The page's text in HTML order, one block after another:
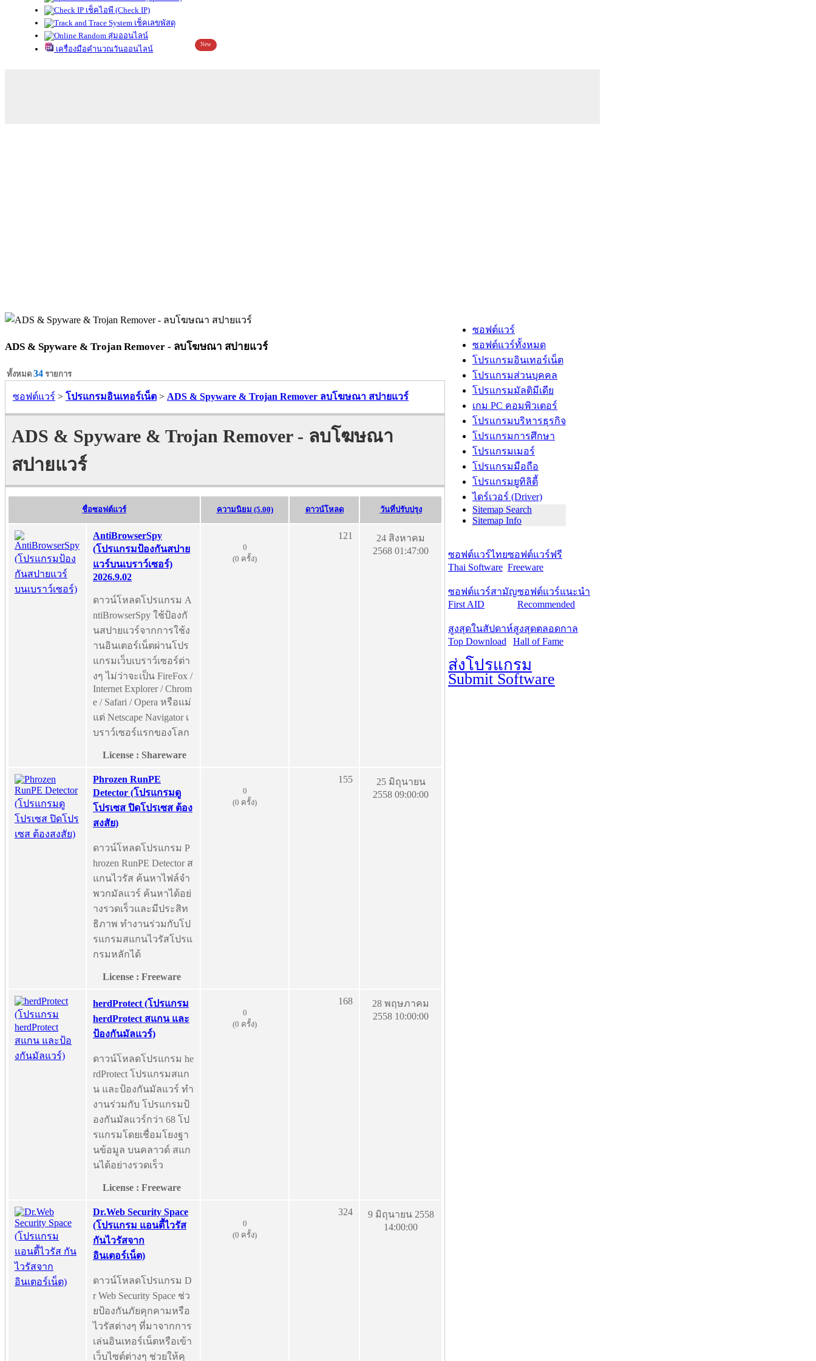
เช็คไอพี (Check IP)
เช็คเลขพัสดุ
สุ่มออนไลน์
เครื่องมือคำนวณวันออนไลน์
New
ADS & Spyware & Trojan Remover - ลบโฆษณา สปายแวร์
ทั้งหมด 34 รายการ
ซอฟต์แวร์ > โปรแกรมอินเทอร์เน็ต > ADS & Spyware & Trojan Remover ลบโฆษณา สปายแวร์
ADS & Spyware & Trojan Remover - ลบโฆษณา
สปายแวร์
ชื่อซอฟต์แวร์ ความนิยม (5.00) ดาวน์โหลด วันที่ปรับปรุง
AntiBrowserSpy
(โปรแกรมป้องกันสปาย
แวร์บนเบราว์เซอร์)
2026.9.02
ดาวน์โหลดโปรแกรม A
ntiBrowserSpy ใช้ป้องกั
นสปายแวร์จากการใช้ง
านอินเตอร์เน็ตผ่านโปร
แกรมเว็บเบราว์เซอร์ต่า
งๆ ไม่ว่าจะเป็น FireFox /
Internet Explorer / Chrom
e / Safari / Opera หรือแม่
แต่ Netscape Navigator เ
บราว์เซอร์แรกของโลก
License : Shareware
0
(0 ครั้ง)
121
24 สิงหาคม
2568 01:47:00
Phrozen RunPE
Detector (โปรแกรมดู
โปรเซส ปิดโปรเซส ต้อง
สงสัย)
ดาวน์โหลดโปรแกรม P
hrozen RunPE Detector ส
แกนไวรัส ค้นหาไฟล์จำ
พวกมัลแวร์ ค้นหาได้อย่
างรวดเร็วและมีประสิท
ธิภาพ ทำงานร่วมกับโป
รแกรมสแกนไวรัสโปรแ
กรมหลักได้
License : Freeware
0
(0 ครั้ง)
155
25 มิถุนายน
2558 09:00:00
herdProtect (โปรแกรม
herdProtect สแกน และ
ป้องกันมัลแวร์)
ดาวน์โหลดโปรแกรม he
rdProtect โปรแกรมสแก
น และป้องกันมัลแวร์ ทำ
งานร่วมกับ โปรแกรมป้
องกันมัลแวร์กว่า 68 โป
รแกรมโดยเชื่อมโยงฐา
นข้อมูล บนคลาวด์ สแก
นได้อย่างรวดเร็ว
License : Freeware
0
(0 ครั้ง)
168
28 พฤษภาคม
2558 10:00:00
Dr.Web Security Space
(โปรแกรม แอนตี้ไวรัส
กันไวรัสจาก
อินเตอร์เน็ต)
ดาวน์โหลดโปรแกรม D
r Web Security Space ช่ว
ยป้องกันภัยคุกคามหรือ
ไวรัสต่างๆ ที่มาจากการ
เล่นอินเทอร์เน็ตหรือเข้า
เว็บไซต์ต่างๆ ช่วยให้คุ
0
(0 ครั้ง)
324
9 มิถุนายน 2558
14:00:00
ซอฟต์แวร์
ซอฟต์แวร์ทั้งหมด
โปรแกรมอินเทอร์เน็ต
โปรแกรมส่วนบุคคล
โปรแกรมมัลติมีเดีย
เกม PC คอมพิวเตอร์
โปรแกรมบริหารธุรกิจ
โปรแกรมการศึกษา
โปรแกรมเมอร์
โปรแกรมมือถือ
โปรแกรมยูทิลิตี้
ไดร์เวอร์ (Driver)
Sitemap Search
Sitemap Info
ซอฟต์แวร์ไทย
Thai Software
ซอฟต์แวร์ฟรี
Freeware
ซอฟต์แวร์สามัญ
First AID
ซอฟต์แวร์แนะนำ
Recommended
สูงสุดในสัปดาห์
Top Download
สูงสุดตลอดกาล
Hall of Fame
ส่งโปรแกรม
Submit Software